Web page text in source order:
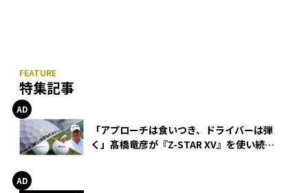
特集記事
「アプローチは食いつき、ドライバーは弾
く」髙橋竜彦が『Z-STAR XV』を使い続け